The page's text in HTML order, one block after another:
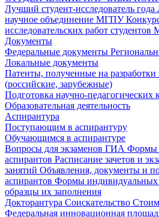
Лучший студент-исследователь года
научное объединение МГПУ
исследовательских работ
Документы
Федеральные документы
Локальные документы
Патенты, полученные на разработки
(российские, зарубежные)
Подготовка научно-педагогических
Образовательная деятельность
Аспирантура
Поступающим в аспирантуру
Обучающимся в аспирантуре
Вопросы для экзаменов ГИА Формы
аспирантов Расписание зачетов и
занятий Объявления, документы и
аспирантов Формы индивидуальных
образцы их заполнения
Докторантура Соискательство
Федеральная инновационная